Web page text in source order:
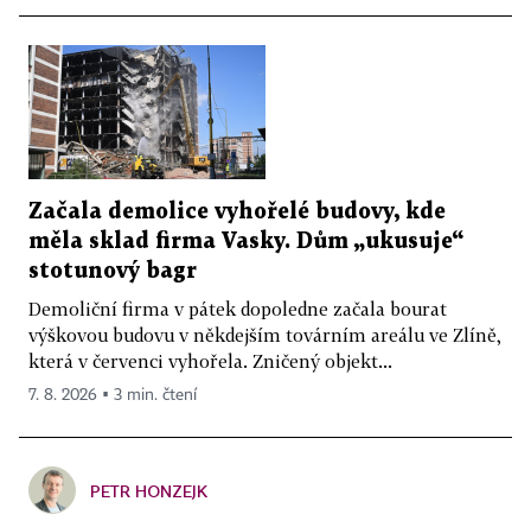
Začala demolice vyhořelé budovy, kde
měla sklad firma Vasky. Dům „ukusuje“
stotunový bagr
Demoliční firma v pátek dopoledne začala bourat
výškovou budovu v někdejším továrním areálu ve Zlíně,
která v červenci vyhořela. Zničený objekt...
7. 8. 2026 ▪ 3 min. čtení
PETR HONZEJK